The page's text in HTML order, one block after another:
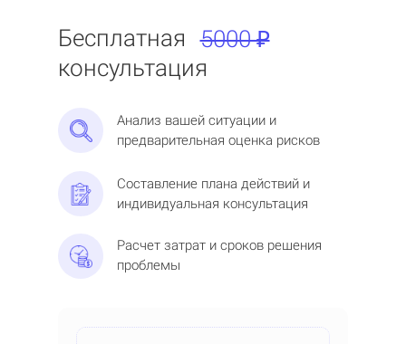
Бесплатная
консультация
5000 ₽
Анализ вашей ситуации и
предварительная оценка рисков
Составление плана действий и
индивидуальная консультация
Расчет затрат и сроков решения
проблемы